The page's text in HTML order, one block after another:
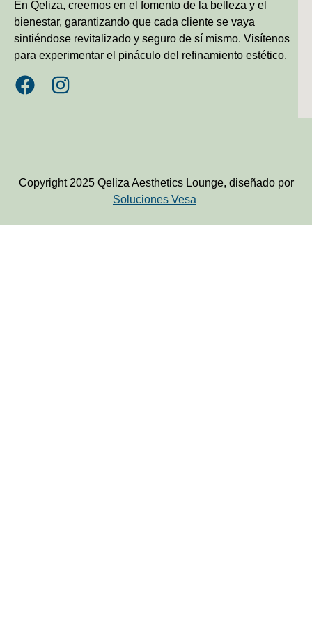
En Qeliza, creemos en el fomento de la belleza y el
bienestar, garantizando que cada cliente se vaya
sintiéndose revitalizado y seguro de sí mismo. Visítenos
para experimentar el pináculo del refinamiento estético.
Copyright 2025 Qeliza Aesthetics Lounge, diseñado por
Soluciones Vesa